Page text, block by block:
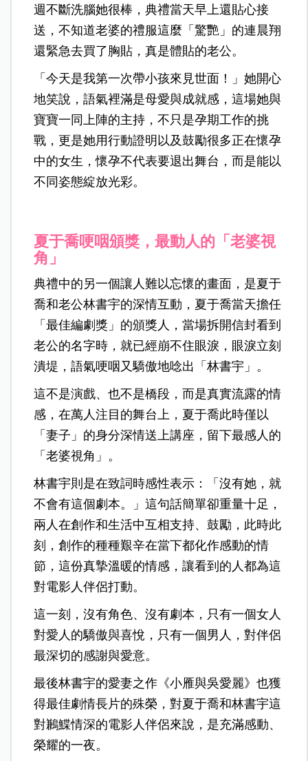
週不斷洗腦她很棒，典禮當天早上還貼心接
送，不知道老婆的禮服這麼「驚艷」的連晨翔
還緊急去買了胸貼，真是體貼的老公。
「今天是我第一次帶小孩來見世面！」她開心
地笑說，語氣裡滿是母愛與成就感，這場她與
寶寶一同上陣的主持，不只是孕期工作的挑
戰，更是她用行動證明以及鼓勵很多正在懷孕
中的女生，懷孕不代表要退出舞台，而是能以
不同姿態綻放光彩。
夏于喬哽咽頒獎，最動人的「老婆視
角」
典禮中的另一個讓人難以忘懷的畫面，是夏于
喬和老公林書宇的深情互動，夏于喬當天擔任
「最佳編劇獎」的頒獎人，當場拆開信封看到
老公的名字時，就已經崩不住眼淚，眼淚立刻
潰堤，語氣哽咽又驕傲地唸出「林書宇」。
這不是演戲、也不是橋段，而是真實流露的情
感，在萬人注目的舞台上，夏于喬此時僅以
「妻子」的身分深情送上講座，留下最感人的
「老婆視角」。
林書宇則是在致詞時感性表示：「沒有她，就
不會有這個劇本。」這句話簡單卻重量十足，
兩人在創作和生活中互相支持、鼓勵，此時此
刻，創作的種種艱辛在當下都化作感動的情
節，這份真摯溫暖的情感，讓看到的人都為這
對電影人伴侶打動。
這一刻，沒有角色、沒有劇本，只有一個女人
對愛人的驕傲與喜悅，只有一個男人，對伴侶
最深切的感謝與愛意。
最後林書宇的愛妻之作《小雁與吳愛麗》也獲
得最佳劇情長片的殊榮，對夏于喬和林書宇這
對鶼鰈情深的電影人伴侶來說，是充滿感動、
榮耀的一夜。